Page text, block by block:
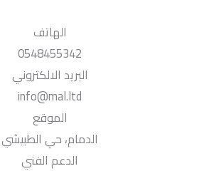
الهاتف
0548455342
البريد الالكتروني
info@mal.ltd
الموقع
الدمام، حي الطبيشي
الدعم الفني